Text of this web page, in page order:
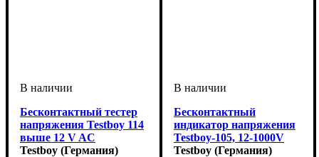
Бесконтактный тестер
напряжения Testboy 114
выше 12 V AC
Testboy (Германия)
Бесконтактный
индикатор напряжения
Testboy-105, 12-1000V
Testboy (Германия)